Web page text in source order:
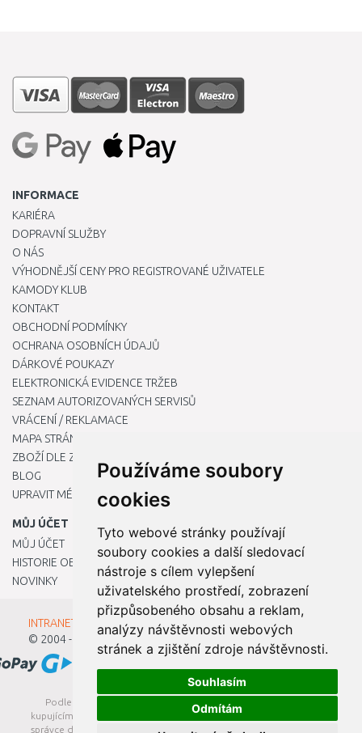
Používáme soubory
cookies
Tyto webové stránky používají
soubory cookies a další sledovací
nástroje s cílem vylepšení
uživatelského prostředí, zobrazení
přizpůsobeného obsahu a reklam,
analýzy návštěvnosti webových
stránek a zjištění zdroje návštěvnosti.
Souhlasím
Odmítám
INFORMACE
KARIÉRA
DOPRAVNÍ SLUŽBY
O NÁS
VÝHODNĚJŠÍ CENY PRO REGISTROVANÉ UŽIVATELE
KAMODY KLUB
KONTAKT
OBCHODNÍ PODMÍNKY
OCHRANA OSOBNÍCH ÚDAJŮ
DÁRKOVÉ POUKAZY
ELEKTRONICKÁ EVIDENCE TRŽEB
SEZNAM AUTORIZOVANÝCH SERVISŮ
VRÁCENÍ / REKLAMACE
MAPA STRÁNKY
ZBOŽÍ DLE ZNAČEK
BLOG
UPRAVIT MÉ PŘEDVOLBY COOKIES
MŮJ ÚČET
MŮJ ÚČET
HISTORIE OBJEDNÁVEK
NOVINKY
INTRANET - Přihlášení pro zaměstnance
© 2004 - 2026
Kamody s.r.o.
Podle zákona o evidenci tržeb je prodávající povinen vystavit
kupujícímu účtenku. Zároveň je povinen zaevidovat přijatou tržbu u
správce daně online; v případě technického výpadku pak nejpozději